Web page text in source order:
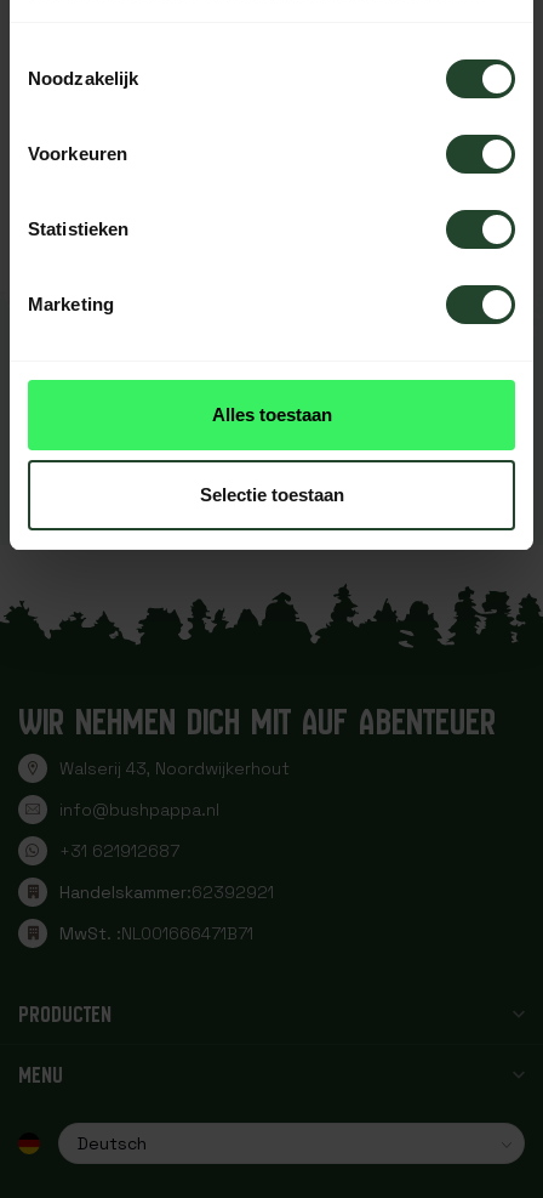
Noodzakelijk
Voorkeuren
Statistieken
Marketing
Alles toestaan
Selectie toestaan
BEWERTUNGEN
Diese produkt had noch
keine reviews
Ihre Bewertung hinzufügen
WIR NEHMEN DICH MIT AUF ABENTEUER
Walserij 43, Noordwijkerhout
info@bushpappa.nl
+31 621912687
Handelskammer:62392921
MwSt. :NL001666471B71
PRODUCTEN
MENU